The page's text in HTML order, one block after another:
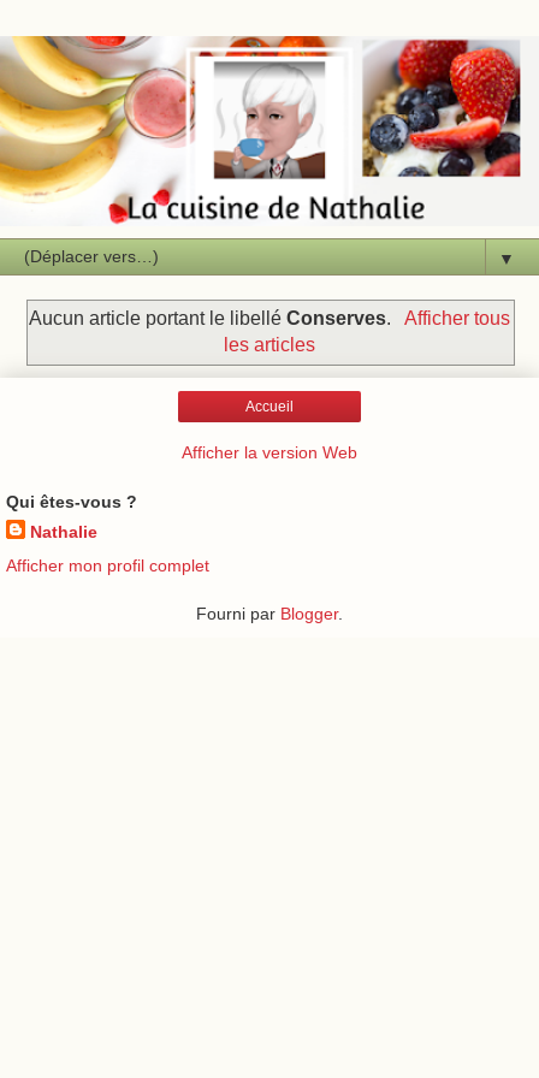
▼
Aucun article portant le libelléConserves.
Afficher tous
les articles
Accueil
Afficher la version Web
Qui êtes-vous ?
Nathalie
Afficher mon profil complet
Fourni par Blogger.